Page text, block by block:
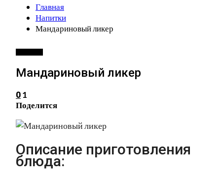
Главная
Напитки
Мандариновый ликер
Мандариновый ликер
0 1
Поделится
Описание приготовления
блюда: